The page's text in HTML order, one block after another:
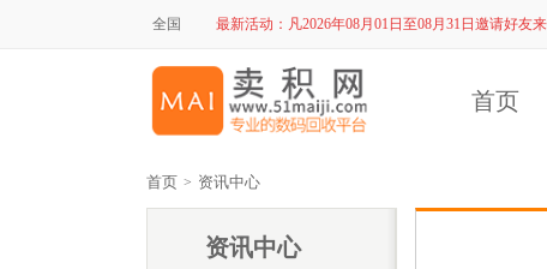
全国 最新活动： 凡2026年08月01日至08月31日邀请好友
首页
首页 > 资讯中心
资讯中心